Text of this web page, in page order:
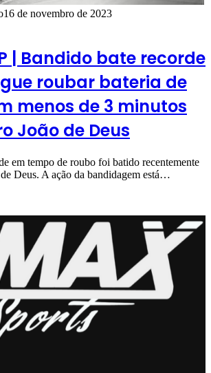
16 de novembro de 2023
| Bandido bate recorde
roubar bateria de
menos de 3 minutos
João de Deus
em tempo de roubo foi batido recentemente
Deus. A ação da bandidagem está…